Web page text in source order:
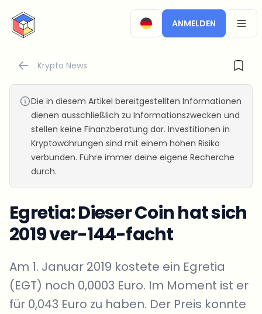
CryptoTicker
ANMELDEN
Krypto News
Die in diesem Artikel bereitgestellten Informationen
dienen ausschließlich zu Informationszwecken und
stellen keine Finanzberatung dar. Investitionen in
Kryptowährungen sind mit einem hohen Risiko
verbunden. Führe immer deine eigene Recherche
durch.
Egretia: Dieser Coin hat sich
2019 ver-144-facht
Am 1. Januar 2019 kostete ein Egretia
(EGT) noch 0,0003 Euro. Im Moment ist er
für 0,043 Euro zu haben. Der Preis konnte